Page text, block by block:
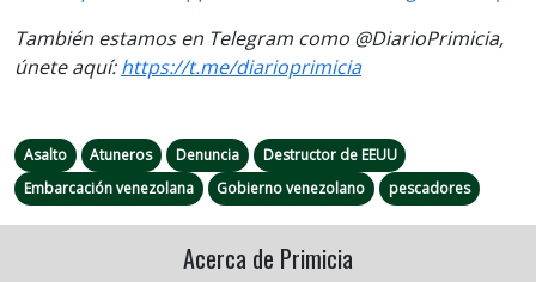
También estamos en Telegram como @DiarioPrimicia,
únete aquí:https://t.me/diarioprimicia
Asalto Atuneros Denuncia
Destructor de EEUU
Embarcación venezolana
Gobierno venezolano pescadores
Acerca de Primicia